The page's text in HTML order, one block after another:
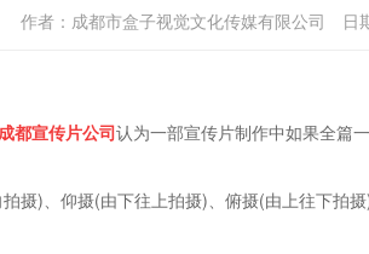
作者： 成都市盒子视觉文化传媒有限公司 日
都宣传片公司认为一部宣传片制作中如果全篇
)、仰摄(由下往上拍摄)、俯摄(由上往下拍摄)